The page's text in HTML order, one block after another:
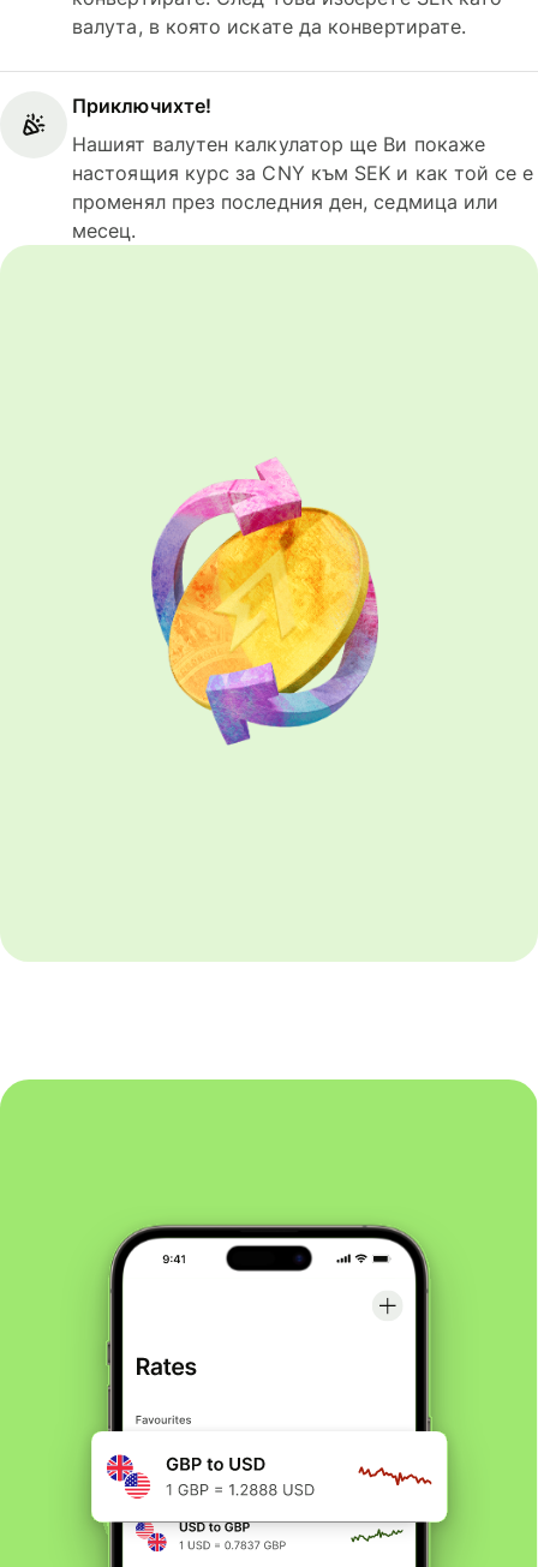
валута, в която искате да конвертирате.
Приключихте!
Нашият валутен калкулатор ще Ви покаже
настоящия курс за CNY към SEK и как той се е
променял през последния ден, седмица или
месец.